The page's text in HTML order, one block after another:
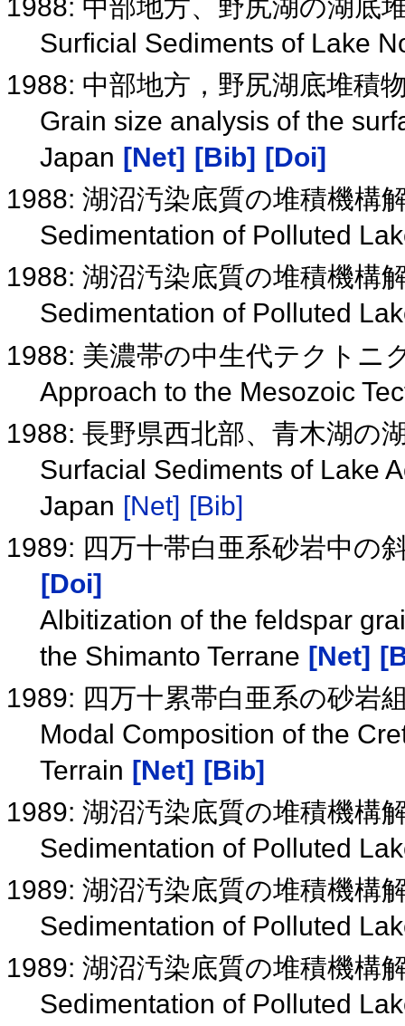
1988: 中部地方、野尻湖の湖底
Surficial Sediments of Lake
1988: 中部地方，野尻湖底堆積
Grain size analysis of the
Japan [Net] [Bib]
[Doi]
1988: 湖沼汚染底質の堆積機構
Sedimentation of Polluted
1988: 湖沼汚染底質の堆積機構
Sedimentation of Polluted
1988: 美濃帯の中生代テクトニ
Approach to the Mesozoic
1988: 長野県西北部、青木湖の
Surfacial Sediments of Lake
Japan [Net] [Bib]
1989: 四万十帯白亜系砂岩中の
[Doi]
Albitization of the feldspar
the Shimanto Terrane [Net]
1989: 四万十累帯白亜系の砂岩
Modal Composition of the
Terrain [Net] [Bib]
1989: 湖沼汚染底質の堆積機構
Sedimentation of Polluted
1989: 湖沼汚染底質の堆積機構
Sedimentation of Polluted
1989: 湖沼汚染底質の堆積機構
Sedimentation of Polluted